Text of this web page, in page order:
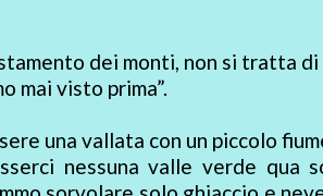
dei monti, non si tratta di
mai visto prima”.
una vallata con un piccolo
nessuna valle verde qua